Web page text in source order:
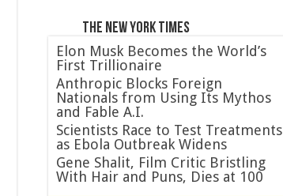
The New York Times
Elon Musk Becomes the World’s
First Trillionaire
Anthropic Blocks Foreign
Nationals from Using Its Mythos
and Fable A.I.
Scientists Race to Test Treatments
as Ebola Outbreak Widens
Gene Shalit, Film Critic Bristling
With Hair and Puns, Dies at 100